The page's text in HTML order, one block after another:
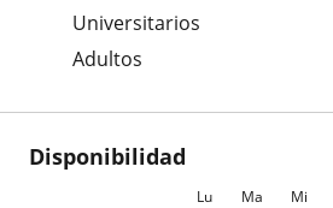
Universitarios
Adultos
Disponibilidad
Lu Ma Mi